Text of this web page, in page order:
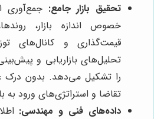
تحقیق بازار جامع: جمع‌آوری
خصوص اندازه بازار،
قیمت‌گذاری و کانال‌های
تحلیل‌های بازاریابی و
را تشکیل می‌دهد. بدون درک
تقاضا و استراتژی‌های ورود به
داده‌های فنی و مهندسی: